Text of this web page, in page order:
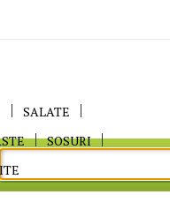
SALATE
SOSURI